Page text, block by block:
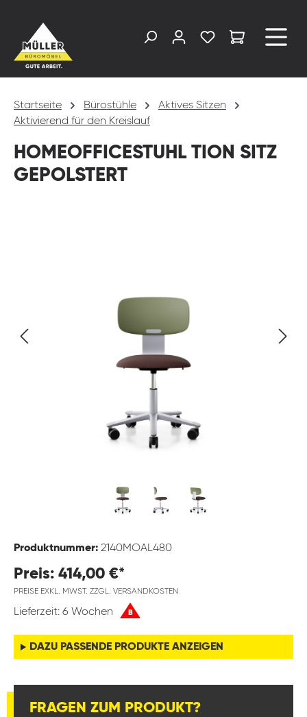
Startseite Bürostühle
Aktives Sitzen
Aktivierend für den Kreislauf
HOMEOFFICESTUHL TION SITZ
GEPOLSTERT
Produktnummer: 2140MOAL480
Preis: 414,00 €*
PREISE EXKL. MWST. ZZGL. VERSANDKOSTEN
Lieferzeit: 6 Wochen B
DAZU PASSENDE PRODUKTE ANZEIGEN
FRAGEN ZUM PRODUKT?